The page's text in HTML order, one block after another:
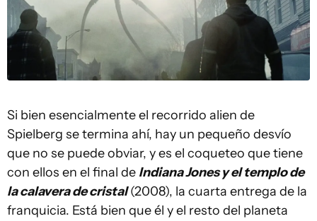
Si bien esencialmente el recorrido alien de
Spielberg se termina ahí, hay un pequeño desvío
que no se puede obviar, y es el coqueteo que tiene
con ellos en el final de Indiana Jones y el templo de
la calavera de cristal(2008), la cuarta entrega de la
franquicia. Está bien que él y el resto del planeta